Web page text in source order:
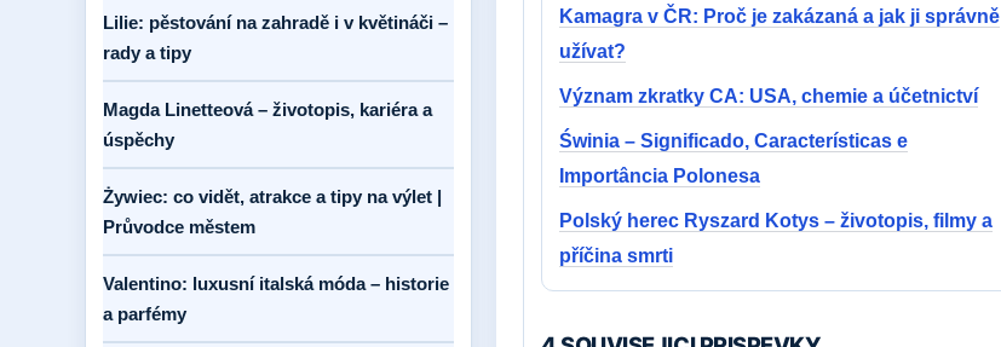
Kamagra v ČR: Proč je zakázaná a jak ji správně
užívat?
Význam zkratky CA: USA, chemie a účetnictví
Świnia – Significado, Características e
Importância Polonesa
Polský herec Ryszard Kotys – životopis, filmy a
příčina smrti
Lilie: pěstování na zahradě i v květináči –
rady a tipy
Magda Linetteová – životopis, kariéra a
úspěchy
Żywiec: co vidět, atrakce a tipy na výlet |
Průvodce městem
Valentino: luxusní italská móda – historie
a parfémy